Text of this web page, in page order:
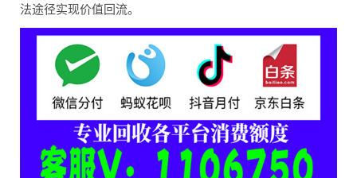
法途径实现价值回流。